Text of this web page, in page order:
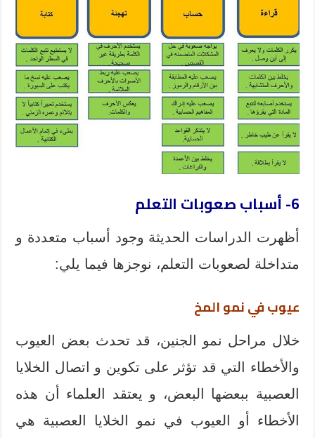
6- أسباب صعوبات التعلم
أظهرت الدراسات الحديثة وجود أسباب متعددة و
متداخلة لصعوبات التعلم، نوجزها فيما يلي:
عيوب في نمو المخ
خلال مراحل نمو الجنين، قد تحدث بعض العيوب
والأخطاء التي قد تؤثر على تكوين و اتصال الخلايا
العصبية ببعضها البعض، و يعتقد العلماء أن هذه
الأخطاء أو العيوب في نمو الخلايا العصبية هي